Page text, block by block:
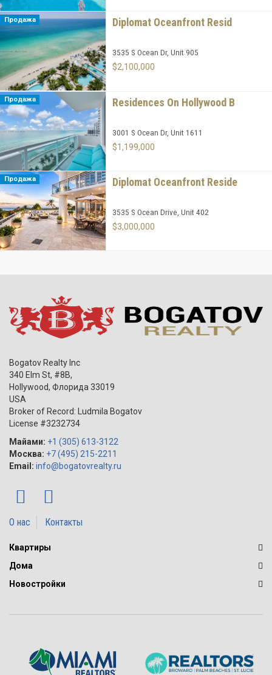
Продажа Diplomat Oceanfront Resid
3535 S Ocean Dr, Unit 905
$2,100,000
Продажа Residences On Hollywood B
3001 S Ocean Dr, Unit 1611
$1,199,000
Продажа Diplomat Oceanfront Reside
3535 S Ocean Drive, Unit 402
$3,000,000
Bogatov Realty Inc
340 Elm St, #8B,
Hollywood, Флорида 33019
USA
Broker of Record: Ludmila Bogatov
License #3232734
Майами: +1 (305) 613-3122
Москва: +7 (495) 215-2211
Email: info@bogatovrealty.ru
О нас Контакты
Квартиры
Дома
Новостройки